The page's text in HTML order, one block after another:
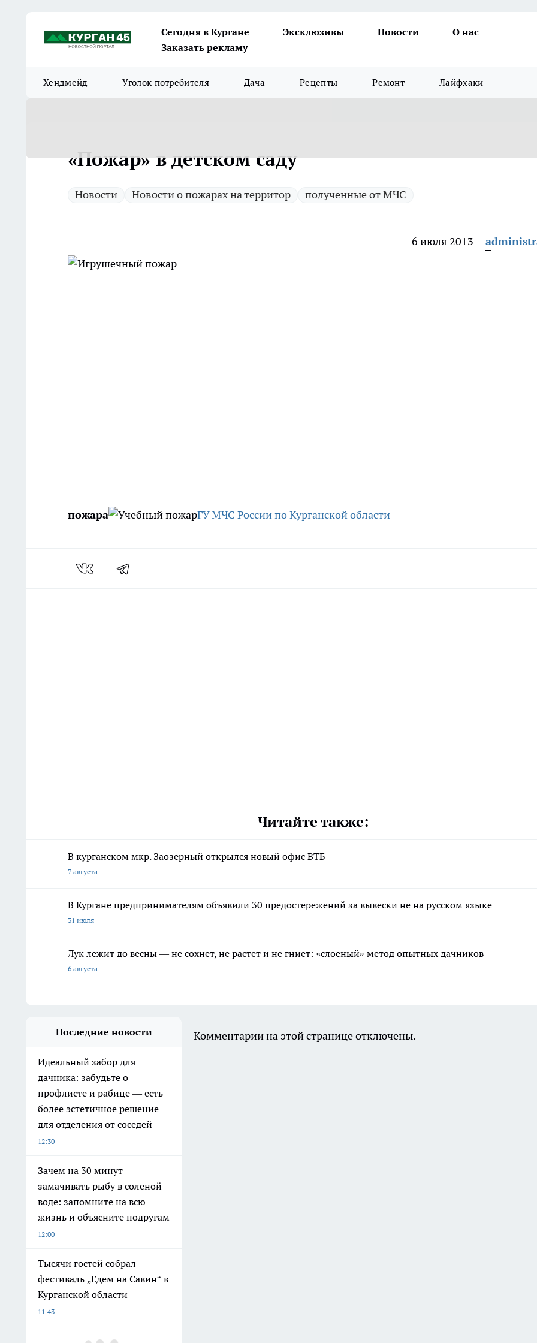
Сегодня в Кургане Эксклюзивы Новости
О нас
Заказать рекламу
Хендмейд Уголок потребителя Дача Рецепты Ремонт Лайфхаки
«Пожар» в детском саду
Новости Новости о пожарах на территор полученные от МЧС
6 июля 2013
пожара ГУ МЧС России по Курганской области
Читайте также:
В курганском мкр. Заозерный открылся новый офис ВТБ
7 августа
В Кургане предпринимателям объявили 30 предостережений за вывески не на русском языке
31 июля
Лук лежит до весны — не сохнет, не растет и не гниет: «слоеный» метод опытных дачников
6 августа
Последние новости
Идеальный забор для
дачника: забудьте о
профлисте и рабице — есть
более эстетичное решение
для отделения от соседей
12:30
Зачем на 30 минут
замачивать рыбу в соленой
воде: запомните на всю
жизнь и объясните подругам
12:00
Тысячи гостей собрал
фестиваль „Едем на Савин“ в
Курганской области
11:43
Яичную скорлупу везу на
Комментарии на этой странице отключены.